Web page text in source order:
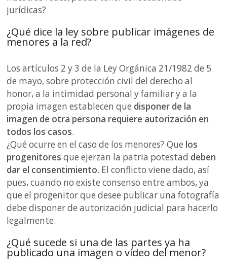
jurídicas?
¿Qué dice la ley sobre publicar imágenes de
menores a la red?
Los artículos 2 y 3 de la Ley Orgánica 21/1982 de 5
de mayo, sobre protección civil del derecho al
honor, a la intimidad personal y familiar y a la
propia imagen establecen que disponer de la
imagen de otra persona requiere autorización en
todos los casos.
¿Qué ocurre en el caso de los menores? Que los
progenitores que ejerzan la patria potestad deben
dar el consentimiento. El conflicto viene dado, así
pues, cuando no existe consenso entre ambos, ya
que el progenitor que desee publicar una fotografía
debe disponer de autorización judicial para hacerlo
legalmente.
¿Qué sucede si una de las partes ya ha
publicado una imagen o vídeo del menor?